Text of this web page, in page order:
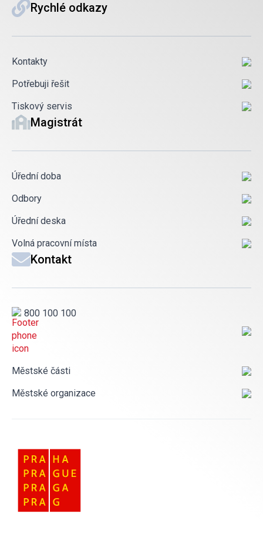
Rychlé odkazy
Kontakty
Potřebuji řešit
Tiskový servis
Magistrát
Úřední doba
Odbory
Úřední deska
Volná pracovní místa
Kontakt
800 100 100
Městské části
Městské organizace